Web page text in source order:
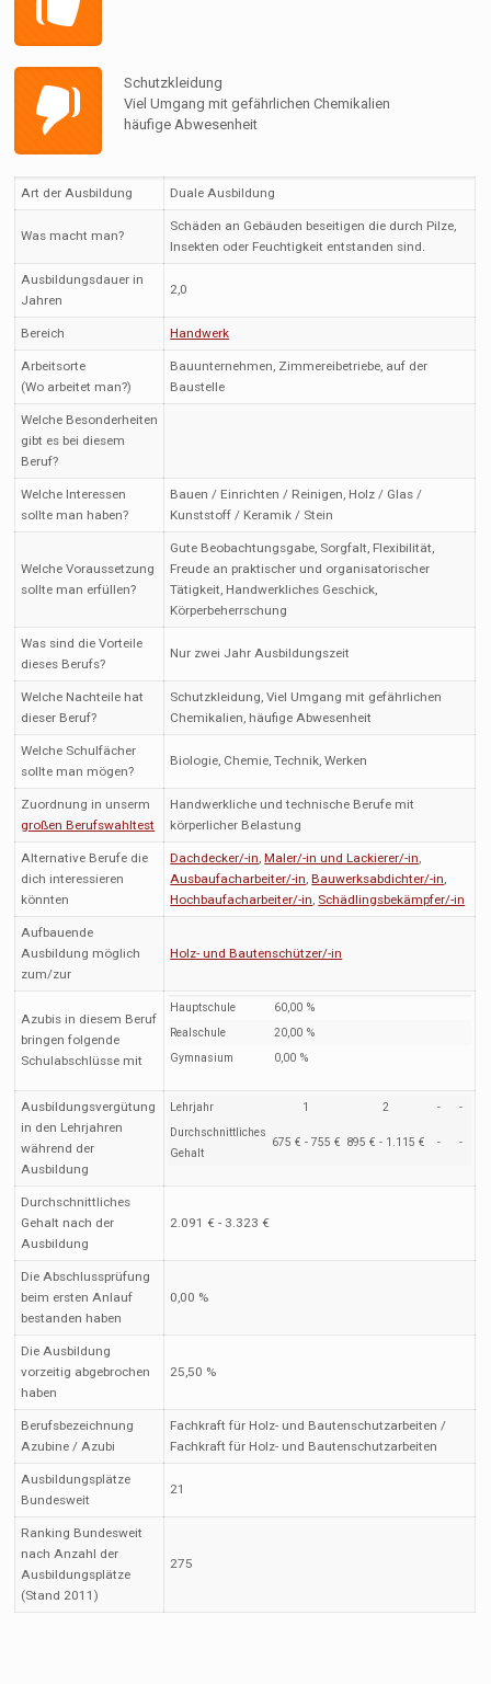
Schutzkleidung
Viel Umgang mit gefährlichen Chemikalien
häufige Abwesenheit
Art der Ausbildung Duale Ausbildung
Was macht man?
Schäden an Gebäuden beseitigen die durch Pilze,
Insekten oder Feuchtigkeit entstanden sind.
Ausbildungsdauer in
Jahren
2,0
Bereich Handwerk
Arbeitsorte
(Wo arbeitet man?)
Bauunternehmen, Zimmereibetriebe, auf der
Baustelle
Welche Besonderheiten
gibt es bei diesem
Beruf?
Welche Interessen
sollte man haben?
Bauen / Einrichten / Reinigen, Holz / Glas /
Kunststoff / Keramik / Stein
Welche Voraussetzung
sollte man erfüllen?
Gute Beobachtungsgabe, Sorgfalt, Flexibilität,
Freude an praktischer und organisatorischer
Tätigkeit, Handwerkliches Geschick,
Körperbeherrschung
Was sind die Vorteile
dieses Berufs?
Nur zwei Jahr Ausbildungszeit
Welche Nachteile hat
dieser Beruf?
Schutzkleidung, Viel Umgang mit gefährlichen
Chemikalien, häufige Abwesenheit
Welche Schulfächer
sollte man mögen?
Biologie, Chemie, Technik, Werken
Zuordnung in unserm
großen Berufswahltest
Handwerkliche und technische Berufe mit
körperlicher Belastung
Alternative Berufe die
dich interessieren
könnten
Dachdecker/-in,Maler/-in und Lackierer/-in,
Ausbaufacharbeiter/-in,Bauwerksabdichter/-in,
Hochbaufacharbeiter/-in, Schädlingsbekämpfer/-in
Aufbauende
Ausbildung möglich
zum/zur
Holz- und Bautenschützer/-in
Azubis in diesem Beruf
bringen folgende
Schulabschlüsse mit
Hauptschule
60,00 %
Realschule
20,00 %
Gymnasium
0,00 %
Ausbildungsvergütung
in den Lehrjahren
während der
Ausbildung
Lehrjahr 1 2 -
-
Durchschnittliches
Gehalt
675 € - 755 € 895 € - 1.115 € - -
Durchschnittliches
Gehalt nach der
Ausbildung
2.091 € - 3.323 €
Die Abschlussprüfung
beim ersten Anlauf
bestanden haben
0,00 %
Die Ausbildung
vorzeitig abgebrochen
haben
25,50 %
Berufsbezeichnung
Azubine / Azubi
Fachkraft für Holz- und Bautenschutzarbeiten /
Fachkraft für Holz- und Bautenschutzarbeiten
Ausbildungsplätze
Bundesweit
21
Ranking Bundesweit
nach Anzahl der
Ausbildungsplätze
(Stand 2011)
275